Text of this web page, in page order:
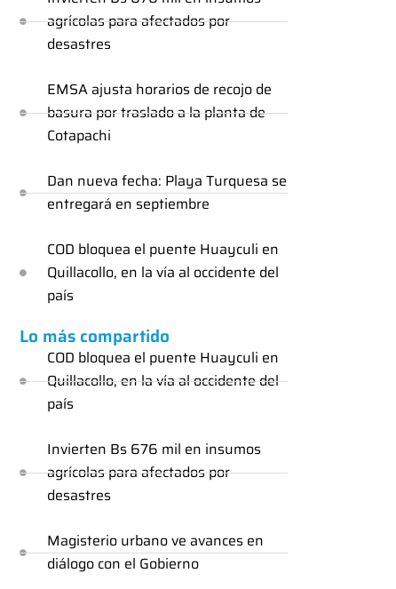
agrícolas para afectados por
desastres
EMSA ajusta horarios de recojo de
basura por traslado a la planta de
Cotapachi
Dan nueva fecha: Playa Turquesa se
entregará en septiembre
COD bloquea el puente Huayculi en
Quillacollo, en la vía al occidente del
país
Lo más compartido
COD bloquea el puente Huayculi en
Quillacollo, en la vía al occidente del
país
Invierten Bs 676 mil en insumos
agrícolas para afectados por
desastres
Magisterio urbano ve avances en
diálogo con el Gobierno